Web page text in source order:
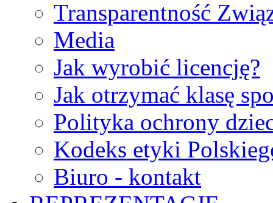
Transparentność
Media
Jak wyrobić licencję?
Jak otrzymać klasę
Polityka ochrony
Kodeks etyki
Biuro - kontakt